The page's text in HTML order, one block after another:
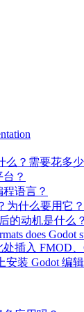
么？需要花多
？
语言？
为什么要用它？
的动机是什么？
does Godot
插入 FMOD
安装 Godot 编